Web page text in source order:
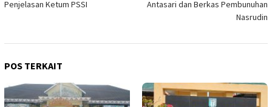
Penjelasan Ketum PSSI
Antasari dan Berkas Pembunuhan
Nasrudin
POS TERKAIT